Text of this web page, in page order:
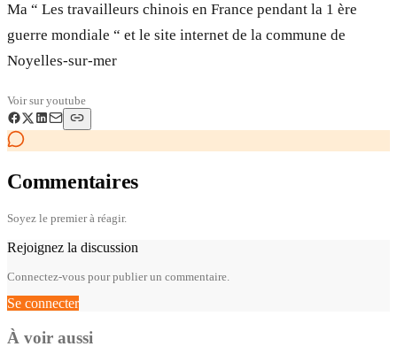
Ma “ Les travailleurs chinois en France pendant la 1 ère
guerre mondiale “ et le site internet de la commune de
Noyelles-sur-mer
Voir suryoutube
Commentaires
Soyez le premier à réagir.
Rejoignez la discussion
Connectez-vous pour publier un commentaire.
Se connecter
À voir aussi